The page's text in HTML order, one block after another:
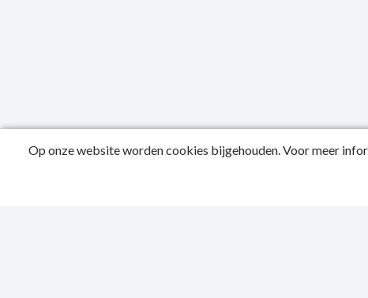
Op onze website worden cookies bijgehouden. Voor meer